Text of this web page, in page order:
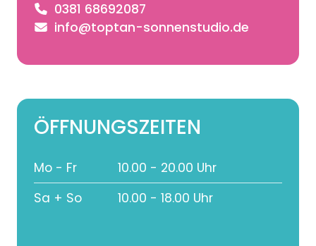
0381 68692087
info@toptan-sonnenstudio.de
ÖFFNUNGS­ZEITEN
Mo - Fr
10.00 - 20.00 Uhr
Sa + So
10.00 - 18.00 Uhr